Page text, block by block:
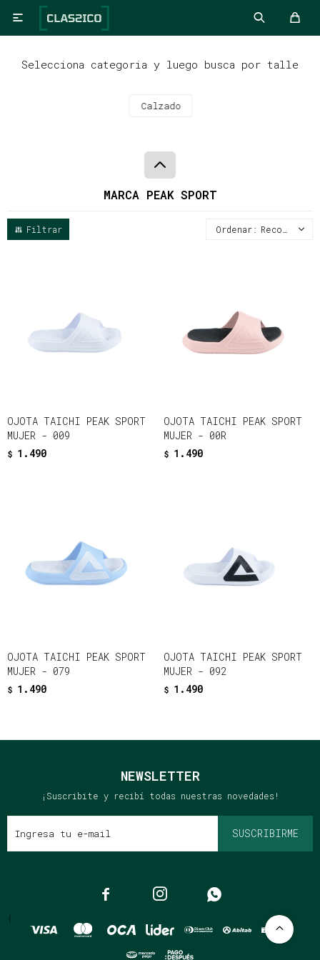

Selecciona categoria y luego busca por talle
Calzado
MARCA PEAK SPORT
Recomendados
OJOTA TAICHI PEAK SPORT
MUJER - 009
$ 1.490
OJOTA TAICHI PEAK SPORT
MUJER - 00R
$ 1.490
OJOTA TAICHI PEAK SPORT
MUJER - 079
$ 1.490
OJOTA TAICHI PEAK SPORT
MUJER - 092
$ 1.490
NEWSLETTER
¡Suscribite y recibí todas nuestras novedades!
SUSCRIBIRME
  
{